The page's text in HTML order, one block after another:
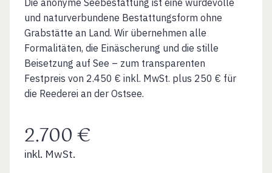
Die anonyme Seebestattung ist eine würdevolle
und naturverbundene Bestattungsform ohne
Grabstätte an Land. Wir übernehmen alle
Formalitäten, die Einäscherung und die stille
Beisetzung auf See – zum transparenten
Festpreis von 2.450 € inkl. MwSt. plus 250 € für
die Reederei an der Ostsee.
2.700 €
inkl. MwSt.